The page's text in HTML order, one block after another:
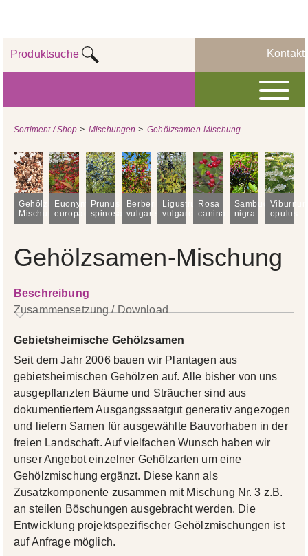
Produktsuche Kontakt
Sortiment / Shop >Mischungen >Gehölzsamen-Mischung
Gehölzsamen-
Mischung
Euonymus
europaeus
Prunus
spinosa
Berberis
vulgaris
Ligustrum
vulgare
Rosa
canina
Sambucus
nigra
opulus
Gehölzsamen-Mischung
Beschreibung
Zusammensetzung / Download
Gebietsheimische Gehölzsamen
Seit dem Jahr 2006 bauen wir Plantagen aus
gebietsheimischen Gehölzen auf. Alle bisher von uns
ausgepflanzten Bäume und Sträucher sind aus
dokumentiertem Ausgangssaatgut generativ angezogen
und liefern Samen für ausgewählte Bauvorhaben in der
freien Landschaft. Auf vielfachen Wunsch haben wir
unser Angebot einzelner Gehölzarten um eine
Gehölzmischung ergänzt. Diese kann als
Zusatzkomponente zusammen mit Mischung Nr. 3 z.B.
an steilen Böschungen ausgebracht werden. Die
Entwicklung projektspezifischer Gehölzmischungen ist
auf Anfrage möglich.